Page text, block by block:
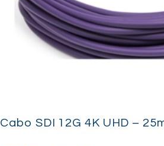
Cabo SDI 12G 4K UHD –